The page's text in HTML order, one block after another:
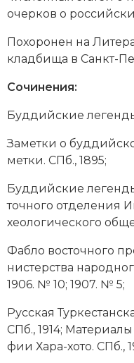
очер­ков о
По­хо­ро­нен на
клад­би­ща в Санкт-
Сочинения:
Буд­дий­ские
За­мет­ки о
мет­ки. СПб., 1895;
Буд­дий­ские
точ­но­го от­де­ле­ния
хео­ло­ги­че­ско­го
Фаб­ло вос­точ­но­го
ни­стер­ст­ва
1906. № 10; 1907. № 5;
Рус­ская
СПб., 1914;
фии Ха­ра-хо­то. СПб.,